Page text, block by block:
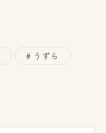
うずら